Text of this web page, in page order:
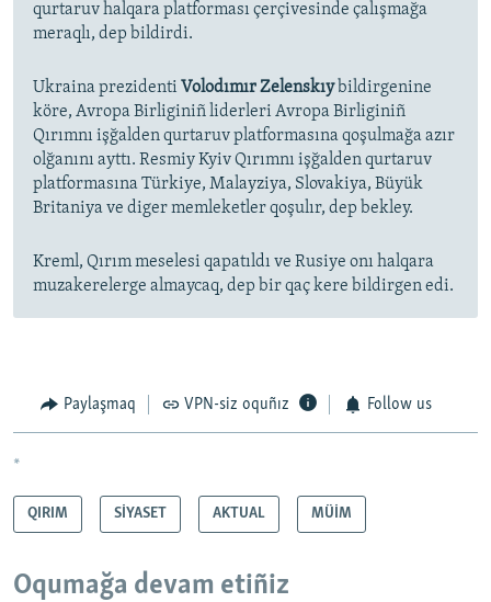
qurtaruv halqara platforması çerçivesinde çalışmağa
meraqlı, dep bildirdi.
Ukraina prezidenti Volodımır Zelenskıybildirgenine
köre, Avropa Birliginiñ liderleri Avropa Birliginiñ
Qırımnı işğalden qurtaruv platformasına qoşulmağa azır
olğanını ayttı. Resmiy Kyiv Qırımnı işğalden qurtaruv
platformasına Türkiye, Malayziya, Slovakiya, Büyük
Britaniya ve diger memleketler qoşulır, dep bekley.
Kreml, Qırım meselesi qapatıldı ve Rusiye onı halqara
muzakerelerge almaycaq, dep bir qaç kere bildirgen edi.
Paylaşmaq VPN-siz oquñız Follow us
*
QIRIM SİYASET AKTUAL MÜİM
Oqumağa devam etiñiz